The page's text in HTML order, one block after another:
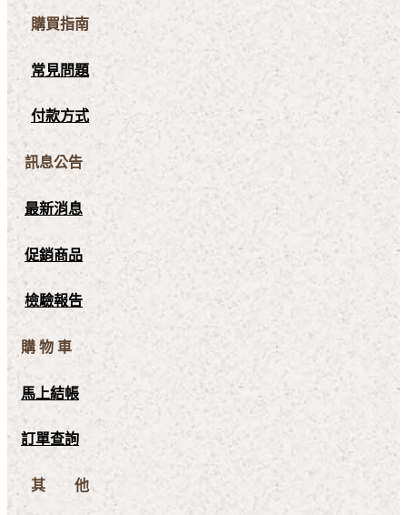
購買指南
常見問題
付款方式
訊息公告
最新消息
促銷商品
檢驗報告
購 物 車
馬上結帳
訂單查詢
其 他